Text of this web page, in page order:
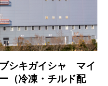
シキガイシャ マイ
（冷凍・チルド配